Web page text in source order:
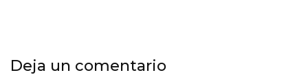
Deja un comentario